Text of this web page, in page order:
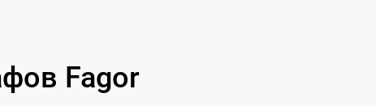
Fagor